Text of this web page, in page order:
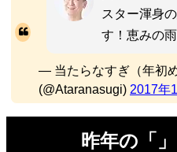
スター渾身
す！恵みの
— 当たらなすぎ（年初
(@Ataranasugi) 2017年
昨年の「